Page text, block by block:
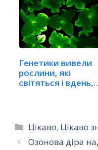
Генетики вивели
рослини, які
світяться і вдень,
Категорії
Цікаво, Цікаво
Озонова діра